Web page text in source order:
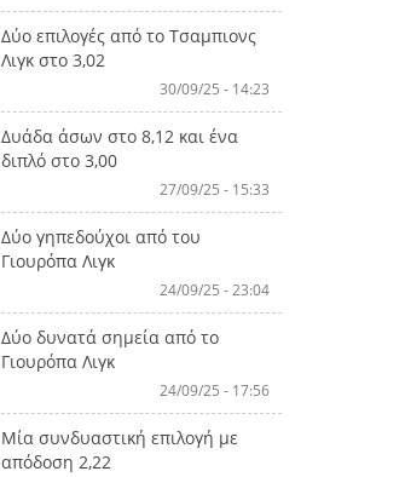
Δύο επιλογές από το Τσαμπιονς
Λιγκ στο 3,02
30/09/25 - 14:23
Δυάδα άσων στο 8,12 και ένα
διπλό στο 3,00
27/09/25 - 15:33
Δύο γηπεδούχοι από του
Γιουρόπα Λιγκ
24/09/25 - 23:04
Δύο δυνατά σημεία από το
Γιουρόπα Λιγκ
24/09/25 - 17:56
Μία συνδυαστική επιλογή με
απόδοση 2,22